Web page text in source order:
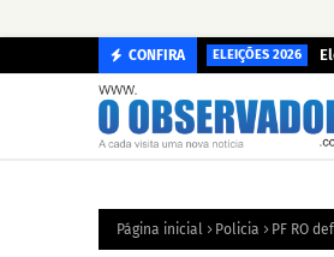
CONFIRA ELEIÇÕES 2026
Página inicial Policia PF RO